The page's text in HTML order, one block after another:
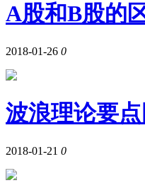
A股和B股的
2018-01-26 0
波浪理论要
2018-01-21 0